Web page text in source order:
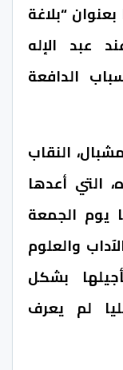
“بلاغة
عبد الإله
الدافعة
النقاب
التي أعدها
يوم الجمعة
الآداب والعلوم
بشكل
لم يعرف